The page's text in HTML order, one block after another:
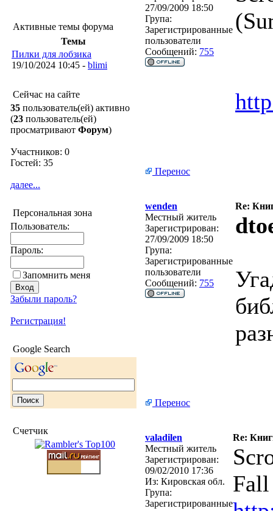
Активные темы форума
Темы
Пилки для лобзика
19/10/2024 10:45 - blimi
Сейчас на сайте
35 пользователь(ей) активно
(23 пользователь(ей)
просматривают Форум)
Участников: 0
Гостей: 35
далее...
Персональная зона
Пользователь:
Пароль:
Запомнить меня
Забыли пароль?
Регистрация!
Google Search
Счетчик
27/09/2009 18:50
Група:
Зарегистрированные
пользователи
Сообщений: 755
Перенос
wenden
Re:
Местный житель
Зарегистрирован:
27/09/2009 18:50
Група:
Зарегистрированные
пользователи
Сообщений: 755
Перенос
valadilen
Re:
Местный житель
Зарегистрирован:
09/02/2010 17:36
Из: Кировская обл.
Група:
Зарегистрированные